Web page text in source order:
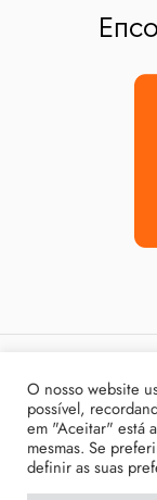
O nosso website
possível,
em "Aceitar" está
mesmas. Se
definir as suas